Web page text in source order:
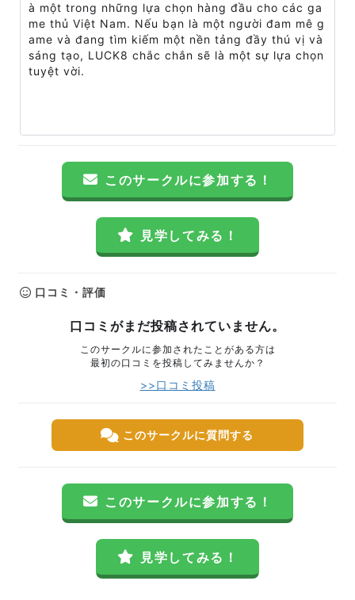
à một trong những lựa chọn hàng đầu cho các ga
me thủ Việt Nam. Nếu bạn là một người đam mê g
ame và đang tìm kiếm một nền tảng đầy thú vị và
sáng tạo, LUCK8 chắc chắn sẽ là một sự lựa chọn
tuyệt vời.
このサークルに参加する！
見学してみる！
口コミ・評価
口コミがまだ投稿されていません。
このサークルに参加されたことがある方は
最初の口コミを投稿してみませんか？
>>口コミ投稿
このサークルに質問する
このサークルに参加する！
見学してみる！